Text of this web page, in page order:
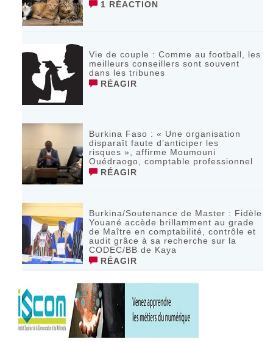
1 RÉACTION
Vie de couple : Comme au football, les
meilleurs conseillers sont souvent
dans les tribunes
RÉAGIR
Burkina Faso : « Une organisation
disparaît faute d’anticiper les
risques », affirme Moumouni
Ouédraogo, comptable professionnel
RÉAGIR
Burkina/Soutenance de Master : Fidèle
Youané accède brillamment au grade
de Maître en comptabilité, contrôle et
audit grâce à sa recherche sur la
CODEC/BB de Kaya
RÉAGIR